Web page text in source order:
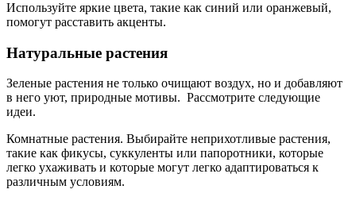
Используйте яркие цвета, такие как синий или оранжевый,
помогут расставить акценты.
Натуральные растения
Зеленые растения не только очищают воздух, но и добавляют
в него уют, природные мотивы. Рассмотрите следующие
идеи.
Комнатные растения. Выбирайте неприхотливые растения,
такие как фикусы, суккуленты или папоротники, которые
легко ухаживать и которые могут легко адаптироваться к
различным условиям.